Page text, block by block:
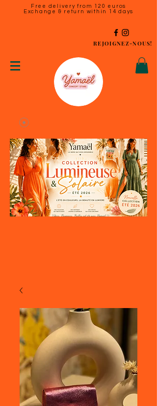
Free delivery from 120 euros
Exchange & return within 14 days
REJOIGNEZ-NOUS!